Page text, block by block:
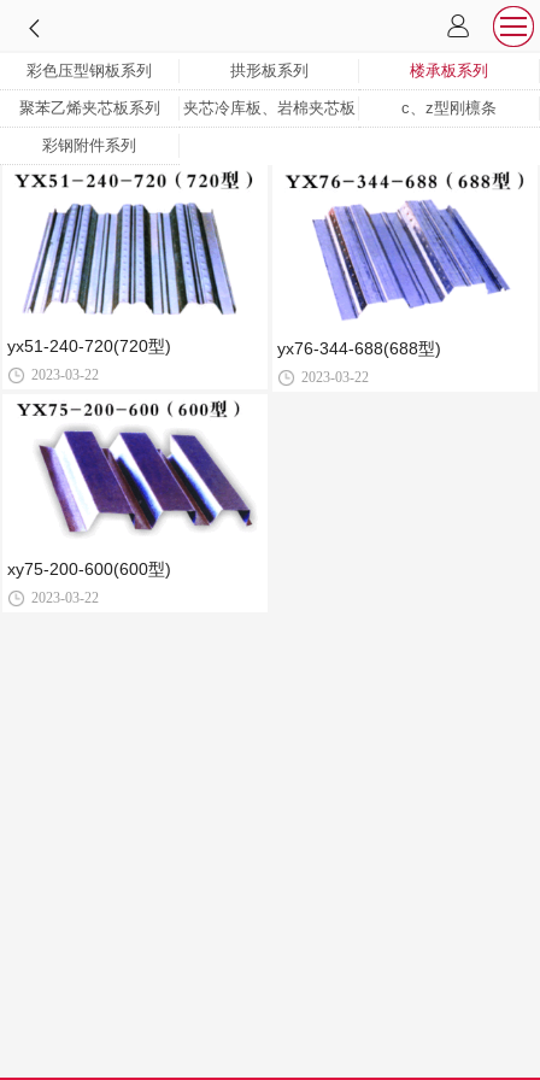
彩色压型钢板系列 拱形板系列 楼承板系列
聚苯乙烯夹芯板系列 夹芯冷库板、岩棉夹芯板 c、z型刚檩条
彩钢附件系列
yx51-240-720(720型)
2023-03-22
xy75-200-600(600型)
2023-03-22
yx76-344-688(688型)
2023-03-22